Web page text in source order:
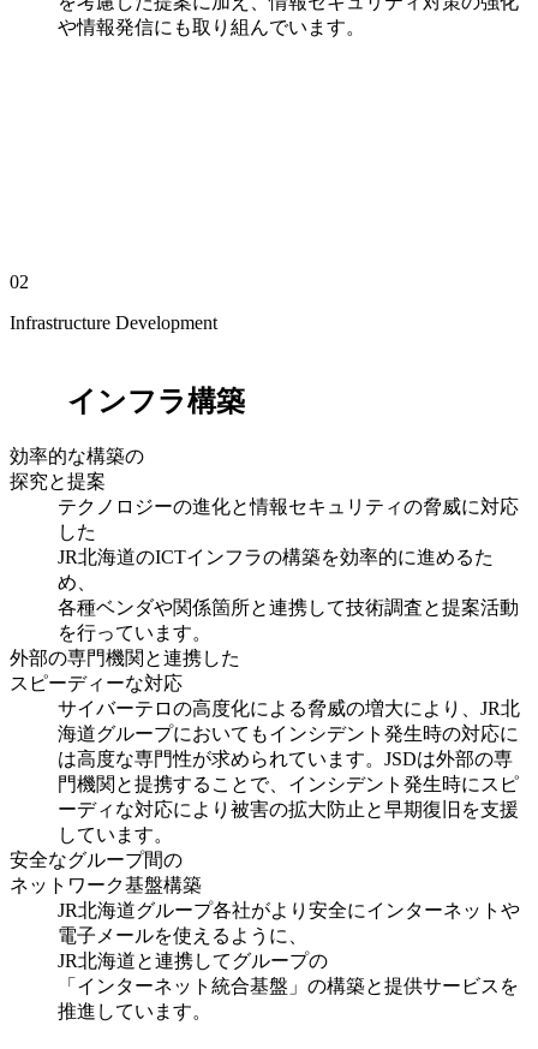
や情報発信にも取り組んでいます。
02
Infrastructure Development
インフラ構築
効率的な構築の
探究と提案
テクノロジーの進化と情報セキュリティの脅威に対応
した
JR北海道のICTインフラの構築を効率的に進めるた
め、
各種ベンダや関係箇所と連携して技術調査と提案活動
を行っています。
外部の専門機関と連携した
スピーディーな対応
サイバーテロの高度化による脅威の増大により、JR北
海道グループにおいてもインシデント発生時の対応に
は高度な専門性が求められています。JSDは外部の専
門機関と提携することで、インシデント発生時にスピ
ーディな対応により被害の拡大防止と早期復旧を支援
しています。
安全なグループ間の
ネットワーク基盤構築
JR北海道グループ各社がより安全にインターネットや
電子メールを使えるように、
JR北海道と連携してグループの
「インターネット統合基盤」の構築と提供サービスを
推進しています。